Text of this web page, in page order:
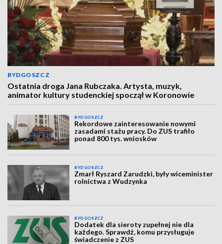
BYDGOSZCZ
Ostatnia droga Jana Rubczaka. Artysta, muzyk,
animator kultury studenckiej spoczął w Koronowie
BYDGOSZCZ
Rekordowe zainteresowanie nowymi
zasadami stażu pracy. Do ZUS trafiło
ponad 800 tys. wniosków
BYDGOSZCZ
Zmarł Ryszard Zarudzki, były wiceminister
rolnictwa z Wudzynka
BYDGOSZCZ
Dodatek dla sieroty zupełnej nie dla
każdego. Sprawdź, komu przysługuje
świadczenie z ZUS